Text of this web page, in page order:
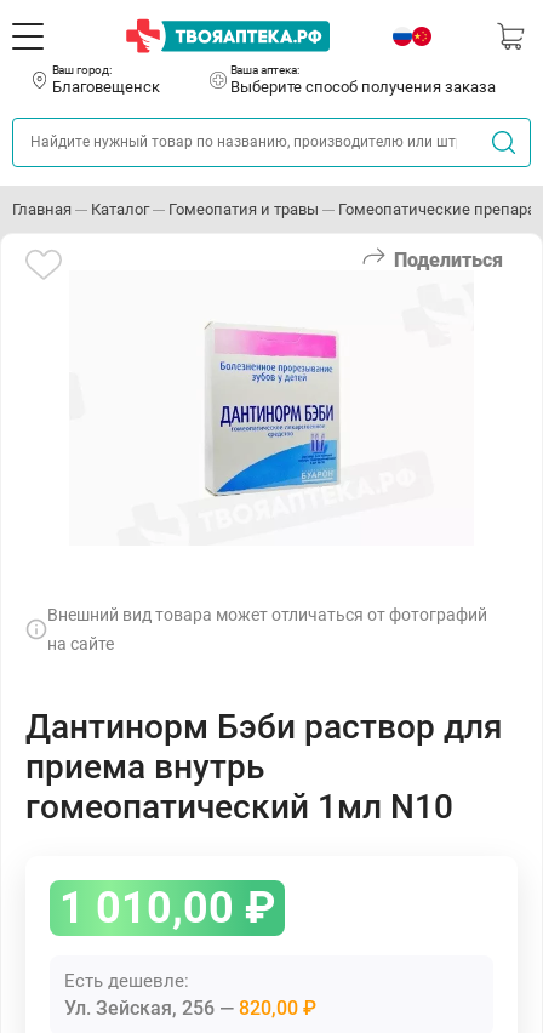
Ваш город:
Благовещенск
Ваша аптека:
Выберите способ получения заказа
Главная Каталог Гомеопатия и травы Гомеопатические
Поделиться
Внешний вид товара может отличаться от фотографий
на сайте
Дантинорм Бэби раствор для
приема внутрь
гомеопатический 1мл N10
1 010,00 ₽
Есть дешевле:
Ул. Зейская, 256 820,00 ₽